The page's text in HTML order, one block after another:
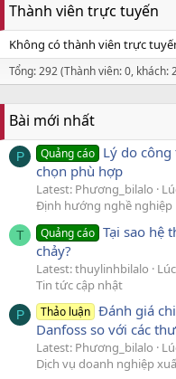
Thành viên trực tuyến
Không có thành viên trực
Tổng: 292 (Thành viên: 0, khách:
Bài mới nhất
P Quảng cáo Lý do công
chọn phù hợp
Latest: Phương_bilalo
Định hướng nghề nghiệp
T Quảng cáo Tại sao hệ
chảy?
Latest: thuylinhbilalo
Tin tức cập nhật
P Thảo luận Đánh giá
Danfoss so với các
Latest: Phương_bilalo
Dịch vụ doanh nghiệp